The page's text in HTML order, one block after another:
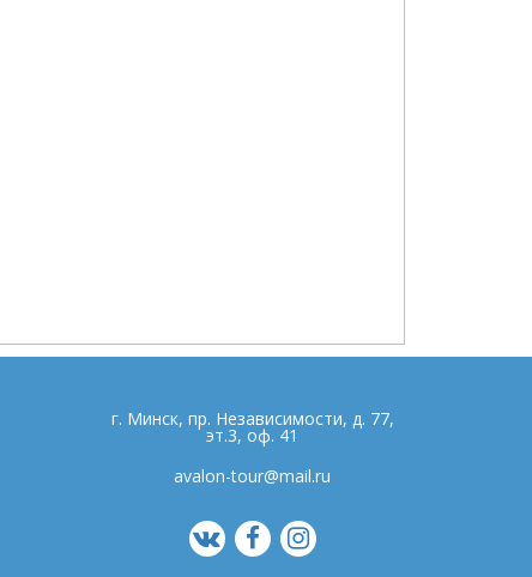
г. Минск, пр. Независимости, д. 77,
эт.3, оф. 41
avalon-tour@mail.ru